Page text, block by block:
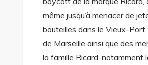
même jusqu’à menacer de
bouteilles dans le Vieux-
de Marseille ainsi que des
la famille Ricard, notamment